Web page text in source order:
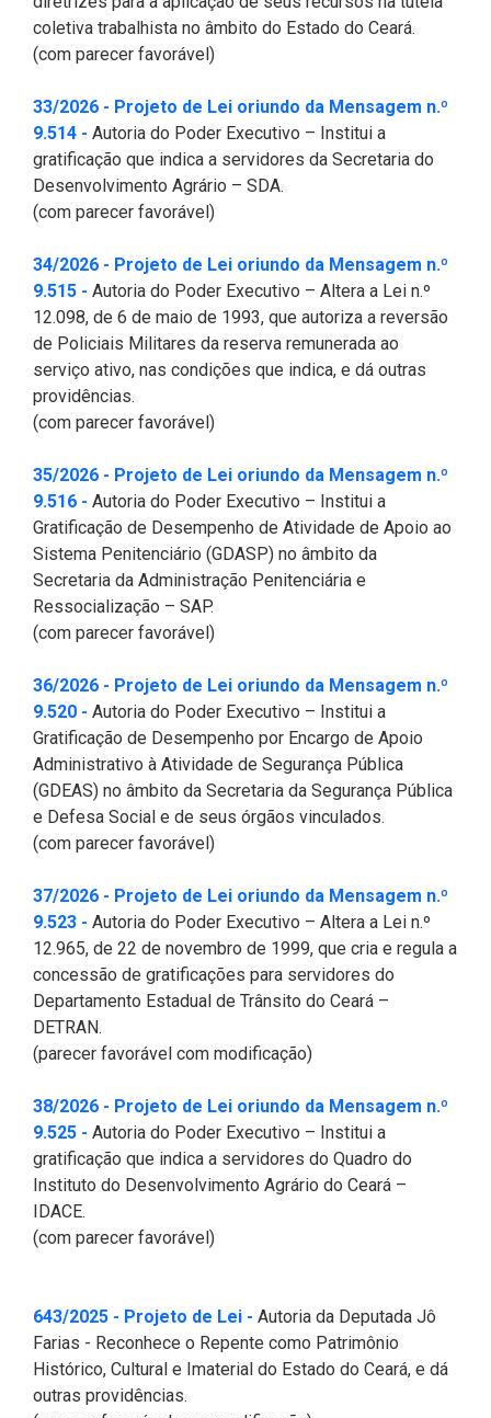
coletiva trabalhista no âmbito do Estado do Ceará.
(com parecer favorável)
33/2026 - Projeto de Lei oriundo da Mensagem n.º
9.514 - (Abre em nova janela)
Autoria do Poder Executivo – Institui a
gratificação que indica a servidores da Secretaria do
Desenvolvimento Agrário – SDA.
(com parecer favorável)
34/2026 - Projeto de Lei oriundo da Mensagem n.º
9.515 - (Abre em nova janela)
Autoria do Poder Executivo – Altera a Lei n.º
12.098, de 6 de maio de 1993, que autoriza a reversão
de Policiais Militares da reserva remunerada ao
serviço ativo, nas condições que indica, e dá outras
providências.
(com parecer favorável)
35/2026 - Projeto de Lei oriundo da Mensagem n.º
9.516 - (Abre em nova janela)
Autoria do Poder Executivo – Institui a
Gratificação de Desempenho de Atividade de Apoio ao
Sistema Penitenciário (GDASP) no âmbito da
Secretaria da Administração Penitenciária e
Ressocialização – SAP.
(com parecer favorável)
36/2026 - Projeto de Lei oriundo da Mensagem n.º
9.520 - (Abre em nova janela)
Autoria do Poder Executivo – Institui a
Gratificação de Desempenho por Encargo de Apoio
Administrativo à Atividade de Segurança Pública
(GDEAS) no âmbito da Secretaria da Segurança Pública
e Defesa Social e de seus órgãos vinculados.
(com parecer favorável)
37/2026 - Projeto de Lei oriundo da Mensagem n.º
9.523 - (Abre em nova janela)
Autoria do Poder Executivo – Altera a Lei n.º
12.965, de 22 de novembro de 1999, que cria e regula a
concessão de gratificações para servidores do
Departamento Estadual de Trânsito do Ceará –
DETRAN.
(parecer favorável com modificação)
38/2026 - Projeto de Lei oriundo da Mensagem n.º
9.525 - (Abre em nova janela)
Autoria do Poder Executivo – Institui a
gratificação que indica a servidores do Quadro do
Instituto do Desenvolvimento Agrário do Ceará –
IDACE.
(com parecer favorável)
643/2025 - Projeto de Lei - (Abre em nova janela)
Autoria da Deputada Jô
Farias - Reconhece o Repente como Patrimônio
Histórico, Cultural e Imaterial do Estado do Ceará, e dá
outras providências.